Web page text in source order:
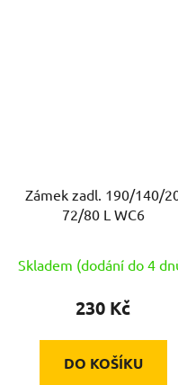
Zámek zadl. 190/140/
72/80 L WC6
Skladem (dodání do 4
230 Kč
DO KOŠÍKU